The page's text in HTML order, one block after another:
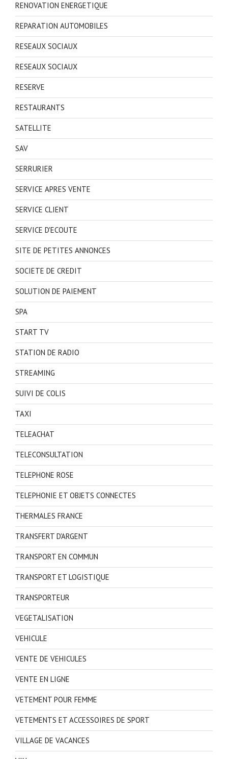
RENOVATION ENERGETIQUE
REPARATION AUTOMOBILES
RESEAUX SOCIAUX
RESEAUX SOCIAUX
RESERVE
RESTAURANTS
SATELLITE
SAV
SERRURIER
SERVICE APRES VENTE
SERVICE CLIENT
SERVICE D'ECOUTE
SITE DE PETITES ANNONCES
SOCIETE DE CREDIT
SOLUTION DE PAIEMENT
SPA
START TV
STATION DE RADIO
STREAMING
SUIVI DE COLIS
TAXI
TELEACHAT
TELECONSULTATION
TELEPHONE ROSE
TELEPHONIE ET OBJETS CONNECTES
THERMALES FRANCE
TRANSFERT D'ARGENT
TRANSPORT EN COMMUN
TRANSPORT ET LOGISTIQUE
TRANSPORTEUR
VEGETALISATION
VEHICULE
VENTE DE VEHICULES
VENTE EN LIGNE
VETEMENT POUR FEMME
VETEMENTS ET ACCESSOIRES DE SPORT
VILLAGE DE VACANCES